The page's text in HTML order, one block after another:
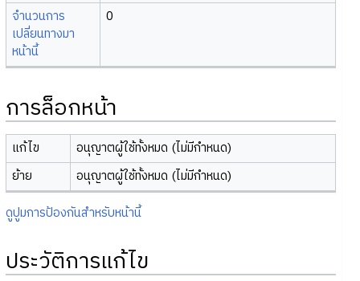
จำนวนการ
เปลี่ยนทางมา
หน้านี้
0
การล็อกหน้า
แก้ไข
อนุญาตผู้ใช้ทั้งหมด (ไม่มีกำหนด)
ย้าย
อนุญาตผู้ใช้ทั้งหมด (ไม่มีกำหนด)
ดูปูมการป้องกันสำหรับหน้านี้
ประวัติการแก้ไข